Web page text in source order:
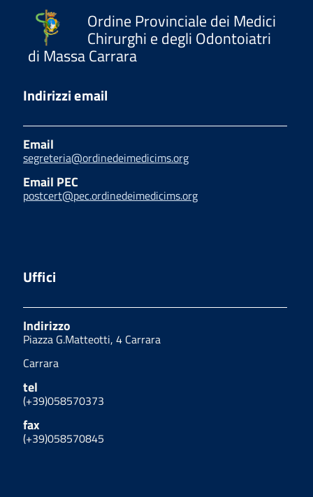
Ordine Provinciale dei Medici
Chirurghi e degli Odontoiatri
di Massa Carrara
Indirizzi email
Email
segreteria@ordinedeimedicims.org
Email PEC
postcert@pec.ordinedeimedicims.org
Uffici
Indirizzo
Piazza G.Matteotti, 4 Carrara
Carrara
tel
(+39)058570373
fax
(+39)058570845